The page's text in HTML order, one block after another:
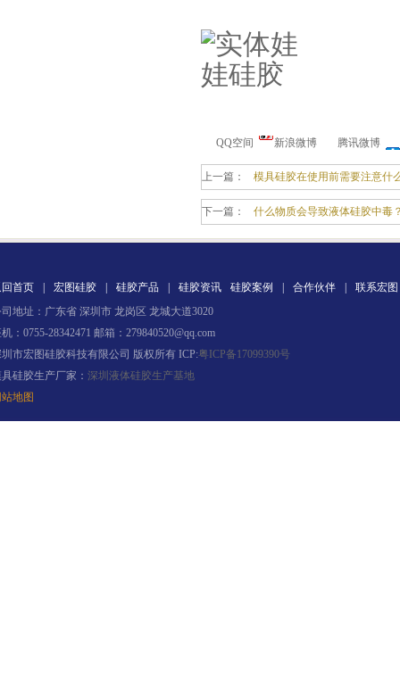
眼镜鼻托专用注射硅胶
QQ空间 新浪微博 腾讯微博
上一篇： 模具硅胶在使用前需要注意什
下一篇： 什么物质会导致液体硅胶中毒
首页 宏图硅胶 硅胶产品 硅胶资讯 硅胶案例 合作伙伴
联系宏图
地址：广东省 深圳市 龙岗区 龙城大道3020
：0755-28342471 邮箱：279840520@qq.com
市宏图硅胶科技有限公司 版权所有 ICP:粤ICP备17099390号
硅胶生产厂家： 深圳液体硅胶生产基地
地图